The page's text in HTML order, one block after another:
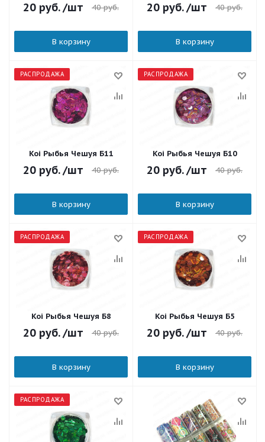
20 руб. /шт 40руб.
В корзину
20 руб. /шт 40руб.
В корзину
РАСПРОДАЖА
Koi Рыбья Чешуя Б11
20 руб. /шт 40руб.
В корзину
РАСПРОДАЖА
Koi Рыбья Чешуя Б10
20 руб. /шт 40руб.
В корзину
РАСПРОДАЖА
Koi Рыбья Чешуя Б8
20 руб. /шт 40руб.
В корзину
РАСПРОДАЖА
Koi Рыбья Чешуя Б5
20 руб. /шт 40руб.
В корзину
РАСПРОДАЖА